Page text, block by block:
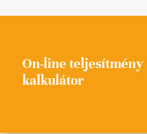
On-line teljesítmény
kalkulátor